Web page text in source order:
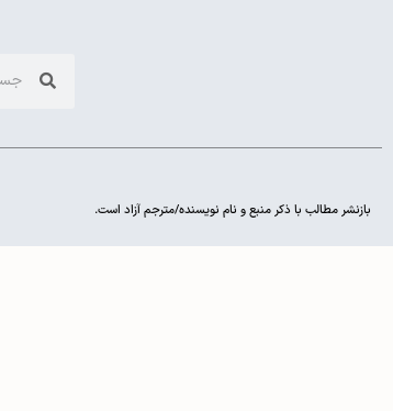
بازنشر مطالب با ذکر منبع و نام نویسنده/مترجم آزاد است.